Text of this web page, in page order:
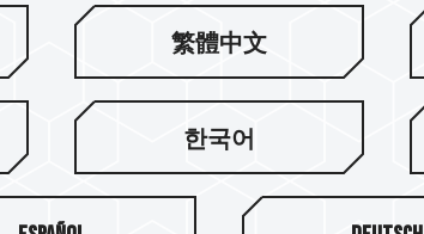
繁體中文
한국어